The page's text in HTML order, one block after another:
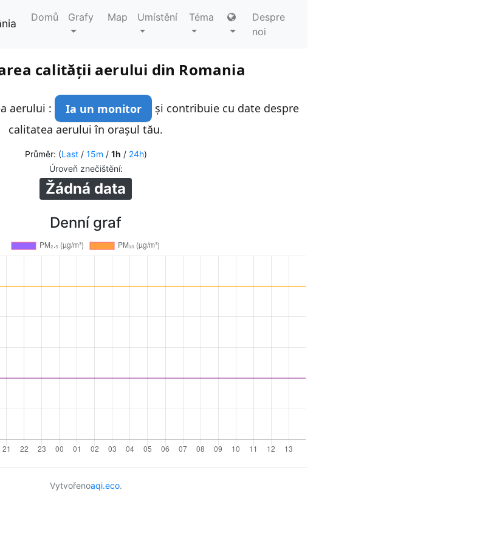
Domů Grafy Map Umístění Téma
Despre
noi
calității aerului din Romania
aerului : Ia un monitor
și contribuie cu date despre
calitatea aerului în orașul tău.
Průměr: (Last/ 15m / 1h / 24h)
Úroveň znečištění:
Žádná data
Denní graf
Vytvořenoaqi.eco.